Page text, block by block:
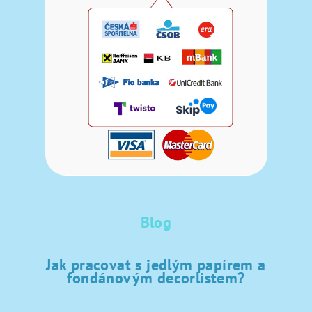
Blog
Jak pracovat s jedlým papírem a
fondánovým decorlistem?